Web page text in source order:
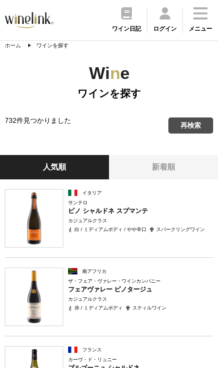
ワイン日記 ログイン メニュー
ホーム ワインを探す
Wine
ワインを探す
732件見つかりました
再検索
人気順 新着順
イタリア
サンテロ
ピノ シャルドネ スプマンテ
カジュアルクラス
白 / ミディアムボディ / やや辛口
スパークリングワイン
南アフリカ
ザ・フェア・ヴァレー・ワインカンパニー
フェアヴァレー ピノタージュ
カジュアルクラス
赤 / ミディアムボディ
スティルワイン
フランス
カーヴ・ド・リュニー